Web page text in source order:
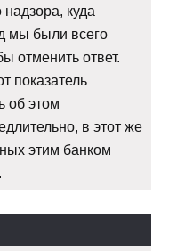
куда
мы были всего
отменить ответ.
показатель
об этом
в этот же
этим банком